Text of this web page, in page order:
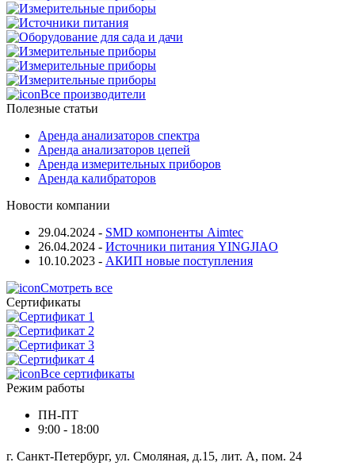
Все производители
Полезные статьи
Аренда анализаторов спектра
Аренда анализаторов цепей
Аренда измерительных приборов
Аренда калибраторов
Новости компании
29.04.2024 - SMD компоненты Aimtec
26.04.2024 - Источники питания YINGJIAO
10.10.2023 - АКИП новые поступления
Смотреть все
Сертификаты
Все сертификаты
Режим работы
ПН-ПТ
9:00 - 18:00
г. Санкт-Петербург, ул. Смоляная, д.15, лит. А, пом. 24